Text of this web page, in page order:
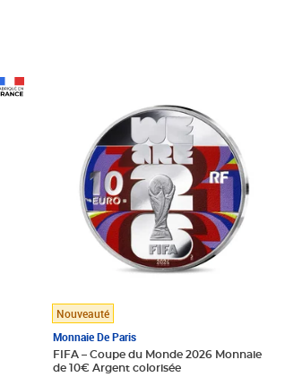
Nouveauté
Monnaie De Paris
FIFA – Coupe du Monde 2026 Monnaie
de 10€ Argent colorisée